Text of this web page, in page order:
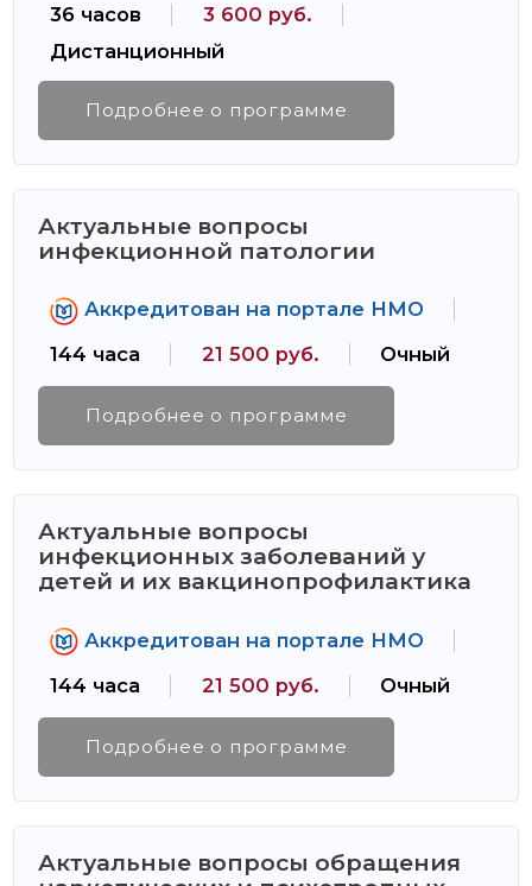
36 часов
3 600 руб.
Дистанционный
Подробнее о программе
Актуальные вопросы
инфекционной патологии
Аккредитован на портале НМО
144 часа
21 500 руб. Очный
Подробнее о программе
Актуальные вопросы
инфекционных заболеваний у
детей и их вакцинопрофилактика
Аккредитован на портале НМО
144 часа
21 500 руб. Очный
Подробнее о программе
Актуальные вопросы обращения